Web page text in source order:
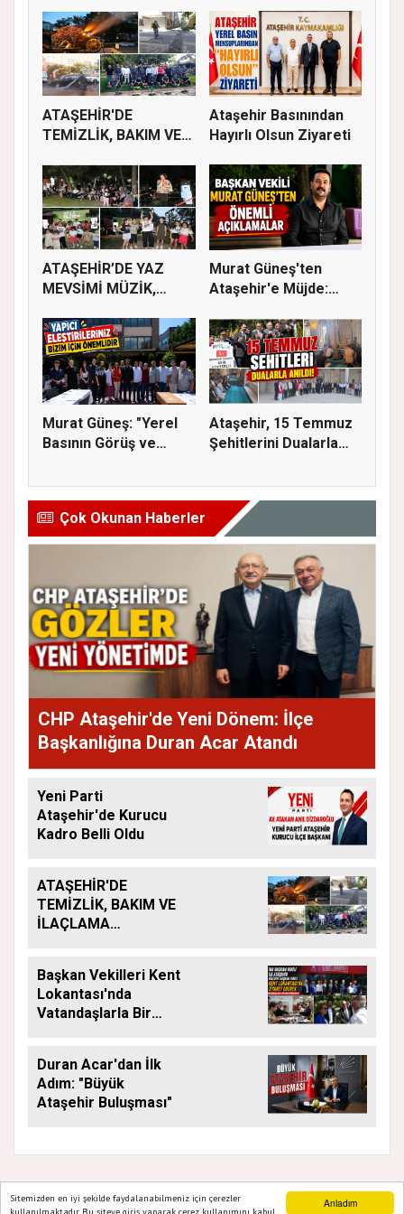
Anladım
Sitemizden en iyi şekilde faydalanabilmeniz için çerezler
ATAŞEHİR'DE
TEMİZLİK, BAKIM VE
Ataşehir Basınından
Hayırlı Olsun Ziyareti
ATAŞEHİR’DE YAZ
MEVSİMİ MÜZİK,
Murat Güneş'ten
Ataşehir'e Müjde:
Murat Güneş: "Yerel
Basının Görüş ve
Ataşehir, 15 Temmuz
Şehitlerini Dualarla
Çok Okunan Haberler
CHP Ataşehir'de Yeni Dönem: İlçe
Başkanlığına Duran Acar Atandı
Yeni Parti
Ataşehir'de Kurucu
Kadro Belli Oldu
ATAŞEHİR'DE
TEMİZLİK, BAKIM VE
İLAÇLAMA
Başkan Vekilleri Kent
Lokantası'nda
Vatandaşlarla Bir
Duran Acar'dan İlk
Adım: "Büyük
Ataşehir Buluşması"